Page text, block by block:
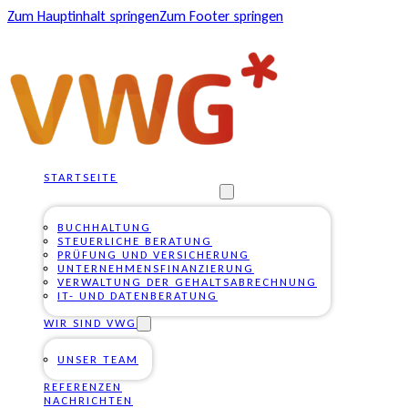
Zum Hauptinhalt springenZum Footer springen
STARTSEITE
BUCHHALTUNG
STEUERLICHE BERATUNG
PRÜFUNG UND VERSICHERUNG
UNTERNEHMENSFINANZIERUNG
VERWALTUNG DER GEHALTSABRECHNUNG
IT- UND DATENBERATUNG
WIR SIND VWG
UNSER TEAM
REFERENZEN
NACHRICHTEN